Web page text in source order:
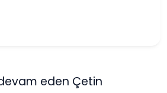
eden Çetin